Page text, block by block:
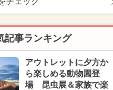
記事ランキング
アウトレットに夕方か
ら楽しめる動物園登
場 昆虫展＆家族で楽